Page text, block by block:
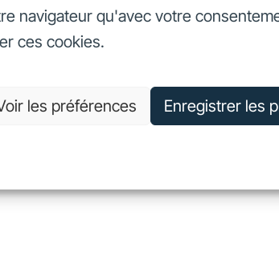
navigateur qu'avec votre
ces cookies.
les préférences Enregistrer les
Nos engagements
Nous connaître